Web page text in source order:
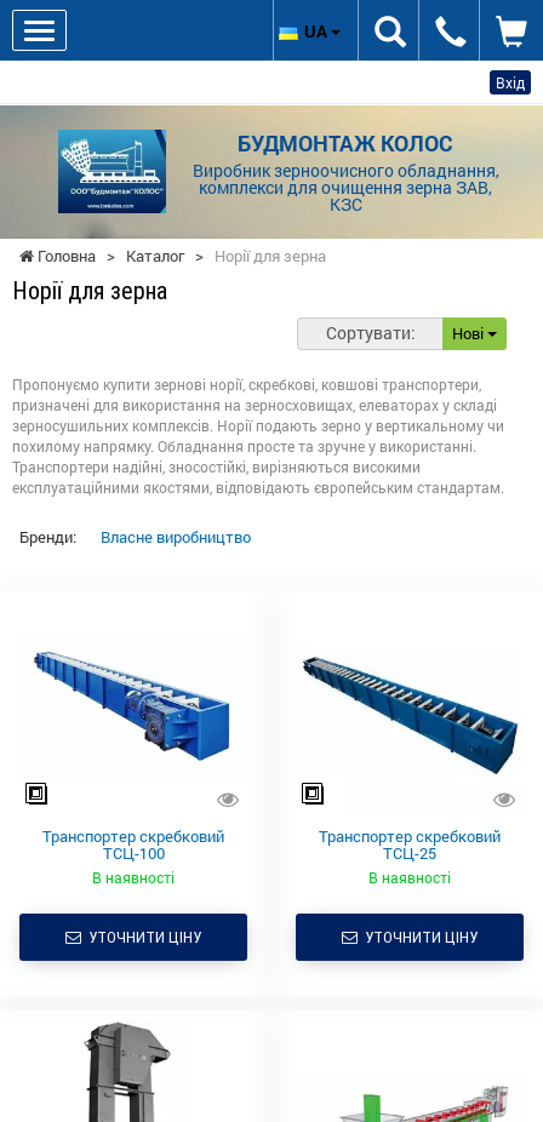
Вхід
БУДМОНТАЖ КОЛОС
Виробник зерноочисного обладнання,
комплекси для очищення зерна ЗАВ,
КЗС
UA
Головна > Каталог > Норії для зерна
Норії для зерна
Сортувати: Нові
Пропонуємо купити зернові норії, скребкові, ковшові транспортери,
призначені для використання на зерносховищах, елеваторах у складі
зерносушильних комплексів. Норії подають зерно у вертикальному чи
похилому напрямку. Обладнання просте та зручне у використанні.
Транспортери надійні, зносостійкі, вирізняються високими
експлуатаційними якостями, відповідають європейським стандартам.
Бренди: Власне виробництво
Транспортер скребковий
ТСЦ-100
В наявності
УТОЧНИТИ ЦІНУ
Транспортер скребковий
ТСЦ-25
В наявності
УТОЧНИТИ ЦІНУ